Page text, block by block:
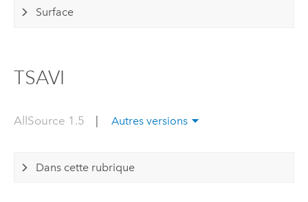
Surface
TSAVI
AllSource 1.5 Autres versions
Dans cette rubrique